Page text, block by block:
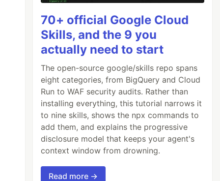
70+ official Google Cloud
Skills, and the 9 you
actually need to start
The open-source google/skills repo spans
eight categories, from BigQuery and Cloud
Run to WAF security audits. Rather than
installing everything, this tutorial narrows it
to nine skills, shows the npx commands to
add them, and explains the progressive
disclosure model that keeps your agent's
context window from drowning.
Read more →